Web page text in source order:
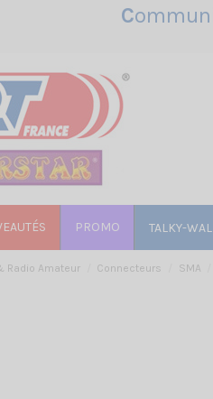
C
PROMO TALKY-
Radio Amateur Connecteurs SMA